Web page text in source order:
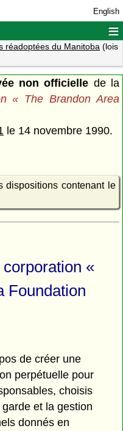
English
≡
réadoptées du Manitoba (lois
non officielle de la
« The Brandon Area
le 14 novembre 1990.
dispositions contenant le
«
Foundation
de créer une
perpétuelle pour
choisis
et la gestion
donnés en